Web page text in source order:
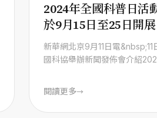
2024年全國科普日活
於9月15日至25日開展
新華網北京9月11日電&nbsp;11
國科協舉辦新聞發佈會介紹
閱讀更多→